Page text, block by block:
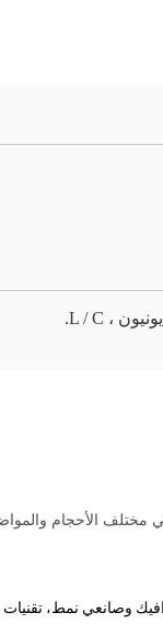
الأحجام